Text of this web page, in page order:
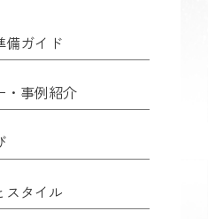
備ガイド
・事例紹介
スタイル